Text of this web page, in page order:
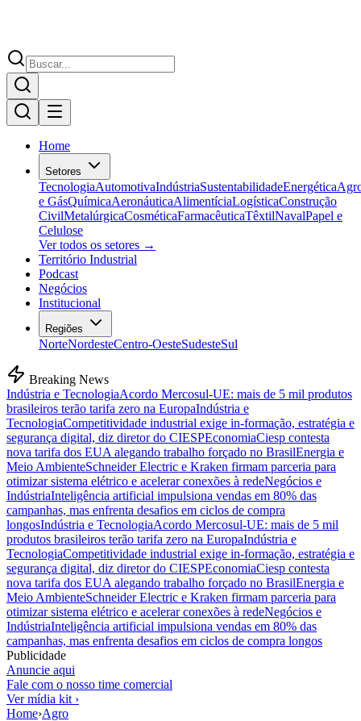
Home
Setores
TecnologiaAutomotivaIndústriaSustentabilidadeEnergética
e GásQuímicaAeronáuticaAlimentíciaLogísticaConstrução
CivilMetalúrgicaCosméticaFarmacêuticaTêxtilNavalPapel e
Celulose
Ver todos os setores →
Território Industrial
Podcast
Negócios
Institucional
Regiões
NorteNordesteCentro-OesteSudesteSul
Breaking News
Indústria e TecnologiaAcordo Mercosul-UE: mais de 5 mil produtos
brasileiros terão tarifa zero na EuropaIndústria e
TecnologiaCompetitividade industrial exige in-formação, estratégia e
segurança digital, diz diretor do CIESPEconomiaCiesp contesta
nova tarifa dos EUA alegando trabalho forçado no BrasilEnergia e
Meio AmbienteSchneider Electric e Kraken firmam parceria para
otimizar sistema elétrico e acelerar conexões à redeNegócios e
IndústriaInteligência artificial impulsiona vendas em 80% das
campanhas, mas enfrenta desafios em ciclos de compra
longosIndústria e TecnologiaAcordo Mercosul-UE: mais de 5 mil
produtos brasileiros terão tarifa zero na EuropaIndústria e
TecnologiaCompetitividade industrial exige in-formação, estratégia e
segurança digital, diz diretor do CIESPEconomiaCiesp contesta
nova tarifa dos EUA alegando trabalho forçado no BrasilEnergia e
Meio AmbienteSchneider Electric e Kraken firmam parceria para
otimizar sistema elétrico e acelerar conexões à redeNegócios e
IndústriaInteligência artificial impulsiona vendas em 80% das
campanhas, mas enfrenta desafios em ciclos de compra longos
Publicidade
Anuncie aqui
Fale com o nosso time comercial
Ver mídia kit ›
Home›Agro